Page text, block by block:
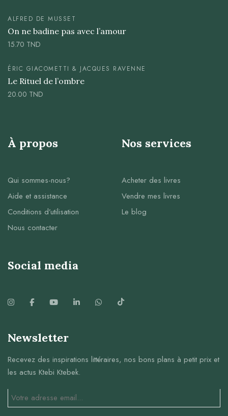
ALFRED DE MUSSET
On ne badine pas avec l’amour
15.70 TND
ÉRIC GIACOMETTI & JACQUES RAVENNE
Le Rituel de l’ombre
20.00 TND
À propos
Qui sommes-nous?
Aide et assistance
Conditions d’utilisation
Nous contacter
Nos services
Acheter des livres
Vendre mes livres
Le blog
Social media
Newsletter
Recevez des inspirations littéraires, nos bons plans à petit prix et
les actus Ktebi Ktebek.